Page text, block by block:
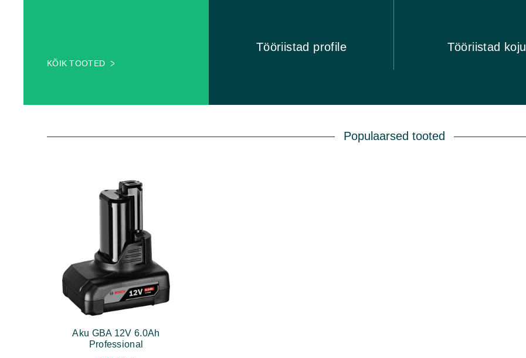
KÕIK TOOTED
Tööriistad profile Tööriistad koju
Populaarsed tooted
Aku GBA 12V 6.0Ah
Professional